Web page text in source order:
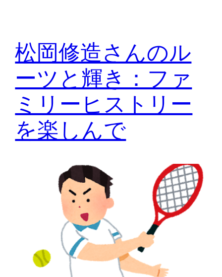
松岡修造さんのル
ーツと輝き：ファ
ミリーヒストリー
を楽しんで